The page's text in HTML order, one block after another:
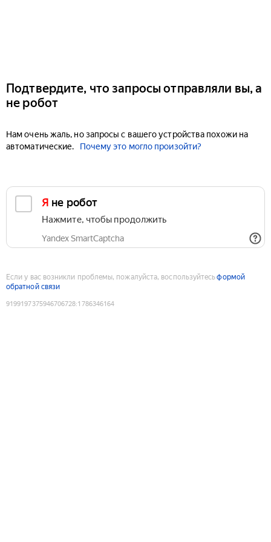
Подтвердите, что запросы отправляли вы, а
не робот
Нам очень жаль, но запросы с вашего устройства похожи на
автоматические.
Почему это могло произойти?
Я не робот
Нажмите, чтобы продолжить
Yandex SmartCaptcha
Если у вас возникли проблемы, пожалуйста, воспользуйтесьформой
обратной связи
9199197375946706728:1786346164